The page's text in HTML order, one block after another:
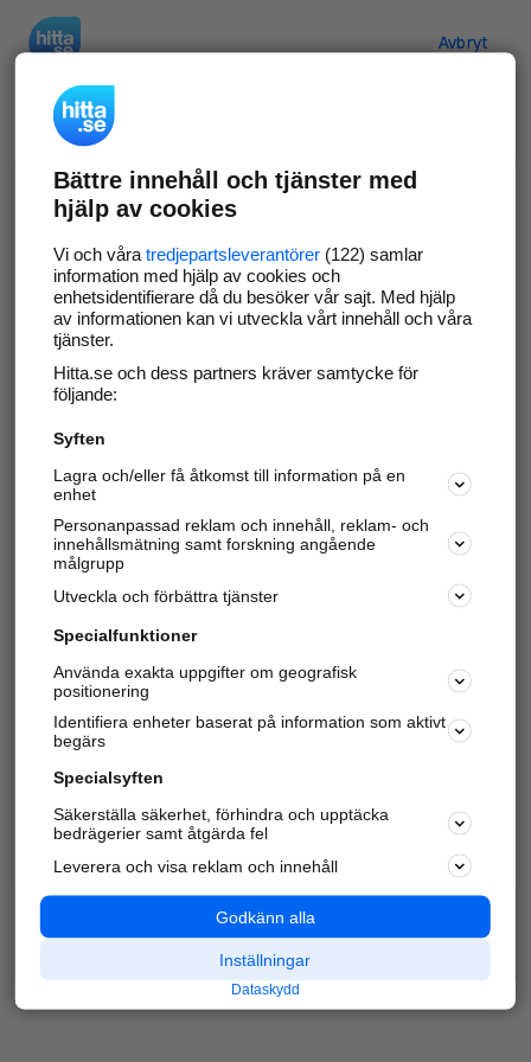
Avbryt
Verifiera ditt företag
Gör som 69 549företag
företagssida på hitta.se och syns bättre mot
kunder i ditt närområde. Helt kostnadsfritt.
Uppdatera din företagsinformation
Svara på och hantera dina omdömen
Har du redan verifierat ditt företag? Logga in
Varje vecka besöker du och4 miljoner
andra
härliga användare oss för att hitta rätt lokal
information om företag, privatpersoner och
platser.
Bättre innehåll och tjänster med
hjälp av cookies
Vi och våra tredjepartsleverantörer(122) samlar
information med hjälp av cookies och
enhetsidentifierare då du besöker vår sajt. Med hjälp
av informationen kan vi utveckla vårt innehåll och våra
tjänster.
Hitta.se och dess partners kräver samtycke för
följande:
Syften
Lagra och/eller få åtkomst till information på en
enhet
Personanpassad reklam och innehåll, reklam- och
innehållsmätning samt forskning angående
målgrupp
Utveckla och förbättra tjänster
Specialfunktioner
Använda exakta uppgifter om geografisk
positionering
Identifiera enheter baserat på information som aktivt
begärs
Specialsyften
Säkerställa säkerhet, förhindra och upptäcka
bedrägerier samt åtgärda fel
Leverera och visa reklam och innehåll
Godkänn alla
Inställningar
Dataskydd